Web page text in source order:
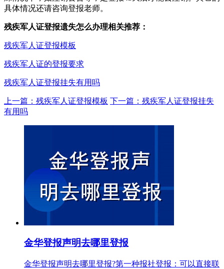
具体情况还请咨询登报老师。
残疾军人证登报遗失怎么办理相关推荐：
残疾军人证登报模板
残疾军人证的登报要求
残疾军人证登报挂失有用吗
上一篇：残疾军人证登报模板 下一篇：残疾军人证登报挂失
有用吗
金华登报声明去哪里登报
金华登报声明去哪里登报?第一种报社登报：可以直接联